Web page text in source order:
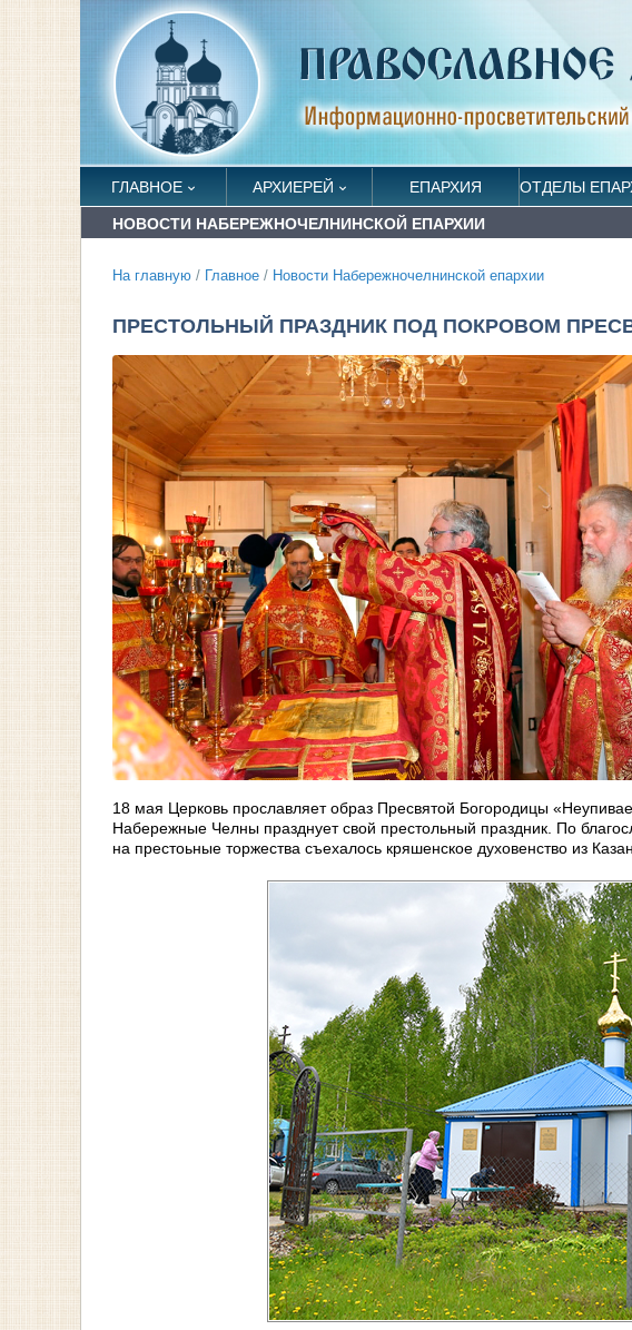
ГЛАВНОЕ АРХИЕРЕЙ ЕПАРХИЯ ОТДЕЛЫ
НОВОСТИ НАБЕРЕЖНОЧЕЛНИНСКОЙ ЕПАРХИИ
На главную / Главное / Новости Набережночелнинской епархии
ПРЕСТОЛЬНЫЙ ПРАЗДНИК ПОД ПОКРОВОМ
18 мая Церковь прославляет образ Пресвятой Богородицы
Набережные Челны празднует свой престольный праздник. По
на престоьные торжества съехалось кряшенское духовенство из